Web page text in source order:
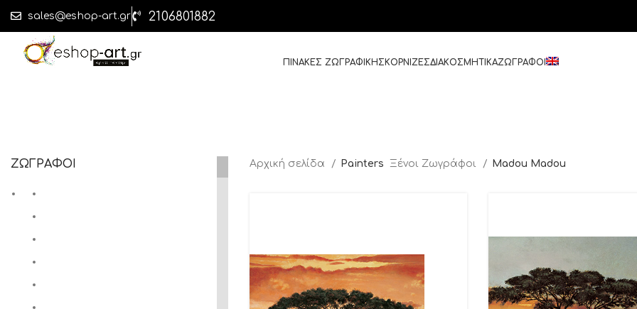
sales@eshop-art.gr 2106801882
ΠΙΝΑΚΕΣ ΖΩΓΡΑΦΙΚΗΣΚΟΡΝΙΖΕΣΔΙΑΚΟΣΜΗΤΙΚΑΖΩΓΡΑΦΟΙ
ΖΩΓΡΑΦΟΙ Αρχική σελίδα Painters Ξένοι Ζωγράφοι Madou Madou